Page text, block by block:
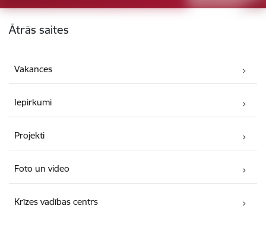
Kājene
Ātrās saites
Vakances
Iepirkumi
Projekti
Foto un video
Krīzes vadības centrs